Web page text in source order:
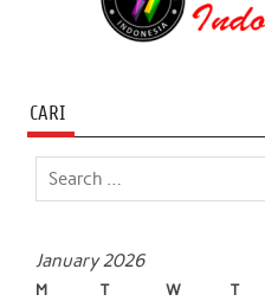
CARI
January 2026
M T W T